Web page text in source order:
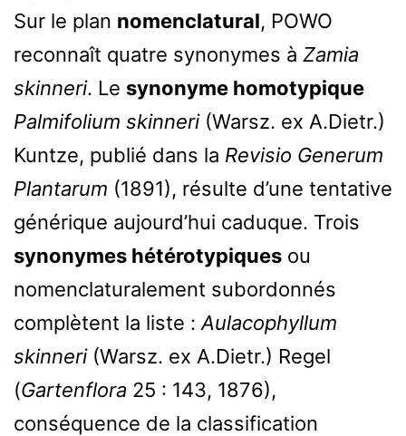
Sur le plan nomenclatural, POWO
reconnaît quatre synonymes à Zamia
skinneri. Le synonyme homotypique
Palmifolium skinneri(Warsz. ex A.Dietr.)
Kuntze, publié dans la Revisio Generum
Plantarum (1891), résulte d’une tentative
générique aujourd’hui caduque. Trois
synonymes hétérotypiques ou
nomenclaturalement subordonnés
complètent la liste : Aulacophyllum
skinneri(Warsz. ex A.Dietr.) Regel
(Gartenflora 25 : 143, 1876),
conséquence de la classification